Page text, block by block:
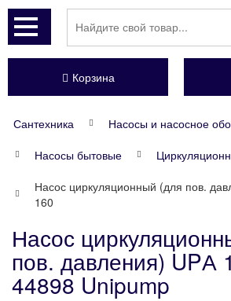
Корзина
Сантехника
Насосы и насосное
Насосы бытовые
Насос циркуляционный (для пов.
160
Насос
пов. давления) UPА
44898 Unipump